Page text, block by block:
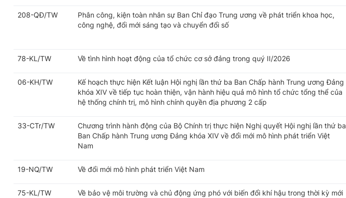
208-QĐ/TW
Phân công, kiện toàn nhân sự Ban Chỉ đạo Trung ương về phát triển khoa học,
công nghệ, đổi mới sáng tạo và chuyển đổi số
78-KL/TW Về tình hình hoạt động của tổ chức cơ sở đảng trong quý II/2026
06-KH/TW
Kế hoạch thực hiện Kết luận Hội nghị lần thứ ba Ban Chấp hành Trung ương Đảng
khóa XIV về tiếp tục hoàn thiện, vận hành hiệu quả mô hình tổ chức tổng thể của
hệ thống chính trị, mô hình chính quyền địa phương 2 cấp
33-CTr/TW
Chương trình hành động của Bộ Chính trị thực hiện Nghị quyết Hội nghị lần thứ ba
Ban Chấp hành Trung ương Đảng khóa XIV về đổi mới mô hình phát triển Việt
Nam
19-NQ/TW Về đổi mới mô hình phát triển Việt Nam
75-KL/TW Về bảo vệ môi trường và chủ động ứng phó với biến đổi khí hậu trong thời kỳ mới